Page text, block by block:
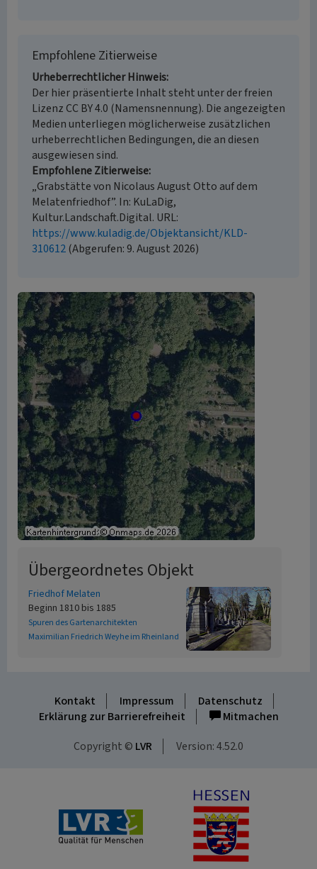
Empfohlene Zitierweise
Urheberrechtlicher Hinweis
Der hier präsentierte Inhalt steht unter der freien
Lizenz CC BY 4.0 (Namensnennung). Die angezeigten
Medien unterliegen möglicherweise zusätzlichen
urheberrechtlichen Bedingungen, die an diesen
ausgewiesen sind.
Empfohlene Zitierweise
„Grabstätte von Nicolaus August Otto auf dem
Melatenfriedhof”. In: KuLaDig,
Kultur.Landschaft.Digital. URL:
https://www.kuladig.de/Objektansicht/KLD-
310612(Abgerufen: 9. August 2026)
Übergeordnetes Objekt
Friedhof Melaten
Beginn 1810 bis 1885
Spuren des Gartenarchitekten
Maximilian Friedrich Weyhe im Rheinland
Kontakt Impressum
Datenschutz
Erklärung zur Barrierefreiheit
Mitmachen
Copyright © LVR Version: 4.52.0